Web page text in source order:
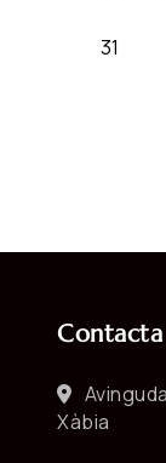
Xàbia